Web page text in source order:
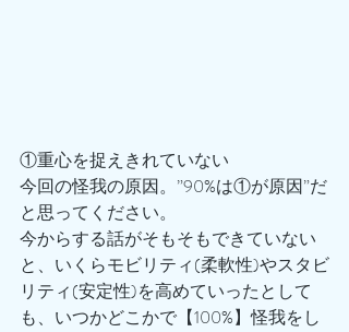
①重心を捉えきれていない
今回の怪我の原因。”90%は①が原因”だ
と思ってください。
今からする話がそもそもできていない
と、いくらモビリティ(柔軟性)やスタビ
リティ(安定性)を高めていったとして
も、いつかどこかで【100%】怪我をし